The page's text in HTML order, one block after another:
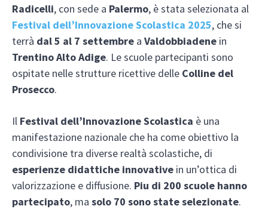
Radicelli, con sede a Palermo, è stata selezionata al
Festival dell’Innovazione Scolastica 2025, che si
terrà dal 5 al 7 settembre a Valdobbiadene in
Trentino Alto Adige. Le scuole partecipanti sono
ospitate nelle strutture ricettive delle Colline del
Prosecco.
Il Festival dell’Innovazione Scolastica è una
manifestazione nazionale che ha come obiettivo la
condivisione tra diverse realtà scolastiche, di
esperienze didattiche innovative in un’ottica di
valorizzazione e diffusione. Piu di 200 scuole hanno
partecipato, ma solo 70 sono state selezionate.